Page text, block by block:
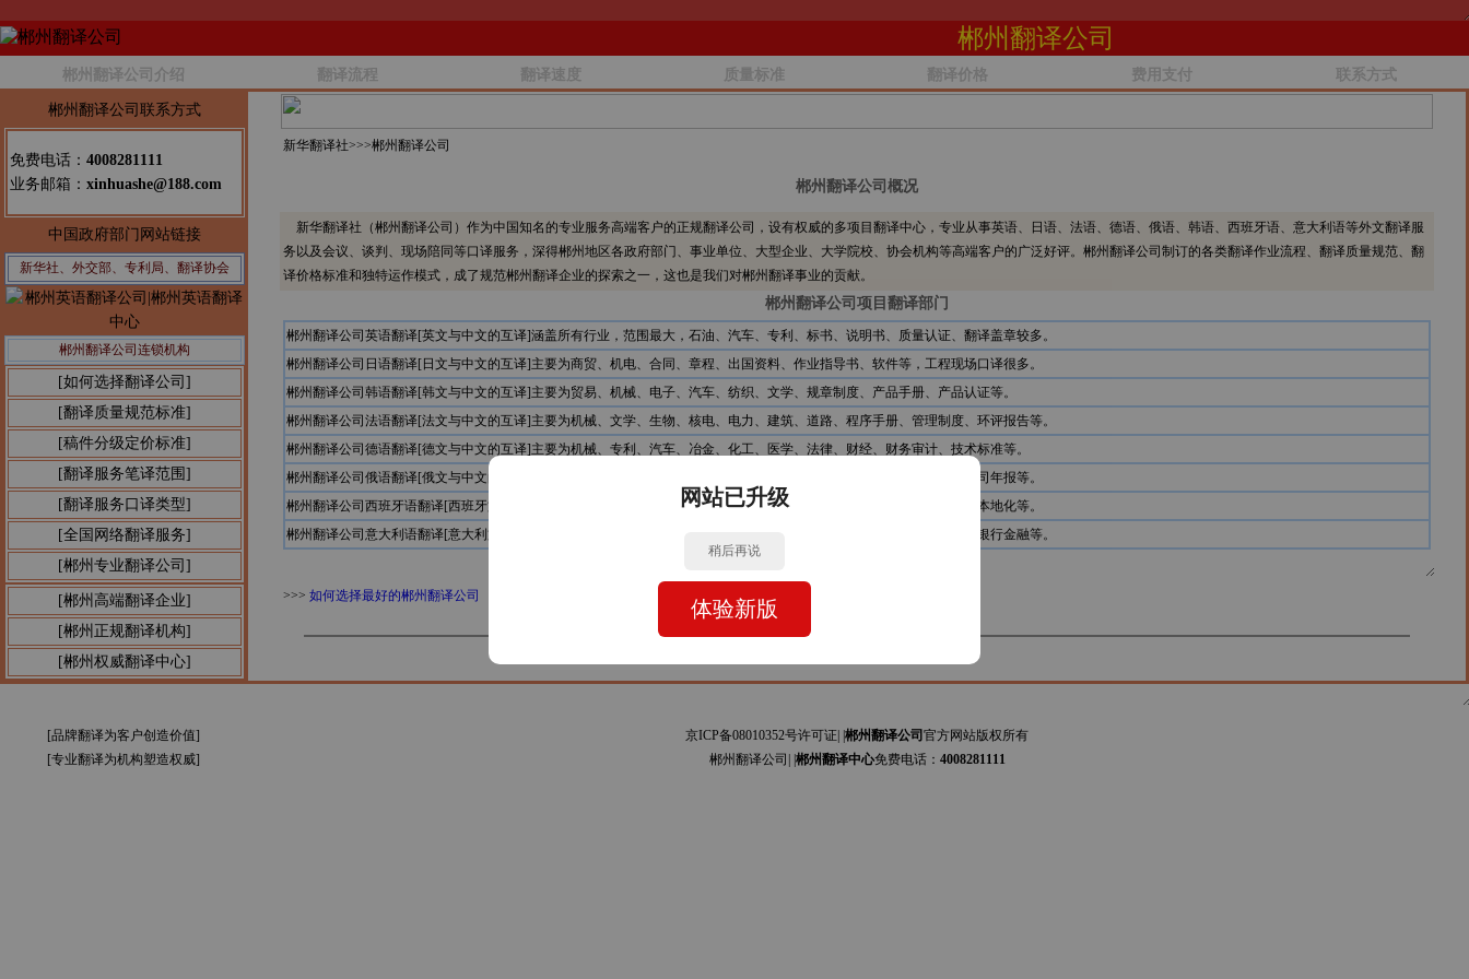
郴州翻译公司
郴州翻译公司介绍 翻译流程 翻译速度 质量标准 翻译价格 费用支付 联系方式
郴州翻译公司联系方式
免费电话： 4008281111
业务邮箱： xinhuashe@188.com
中国政府部门网站链接
新华社、外交部、专利局、翻译协会
郴州翻译公司连锁机构
[如何选择翻译公司]
[翻译质量规范标准]
[稿件分级定价标准]
[翻译服务笔译范围]
[翻译服务口译类型]
[全国网络翻译服务]
[郴州专业翻译公司]
[郴州高端翻译企业]
[郴州正规翻译机构]
[郴州权威翻译中心]
新华翻译社>>>郴州翻译公司
郴州翻译公司概况
新华翻译社（郴州翻译公司）作为中国知名的专业服务高端客户的正规翻译公司，设有权威的多项目翻译中心，专业从事英语、日语、法语、德语、俄语、韩语、西班牙语、意大利语等外文翻译服
务以及会议、谈判、现场陪同等口译服务，深得郴州地区各政府部门、事业单位、大型企业、大学院校、协会机构等高端客户的广泛好评。郴州翻译公司制订的各类翻译作业流程、翻译质量规范、翻
译价格标准和独特运作模式，成了规范郴州翻译企业的探索之一，这也是我们对郴州翻译事业的贡献。
郴州翻译公司项目翻译部门
郴州翻译公司英语翻译[英文与中文的互译]涵盖所有行业，范围最大，石油、汽车、专利、标书、说明书、质量认证、翻译盖章较多。
郴州翻译公司日语翻译[日文与中文的互译]主要为商贸、机电、合同、章程、出国资料、作业指导书、软件等，工程现场口译很多。
郴州翻译公司韩语翻译[韩文与中文的互译]主要为贸易、机械、电子、汽车、纺织、文学、规章制度、产品手册、产品认证等。
郴州翻译公司法语翻译[法文与中文的互译]主要为机械、文学、生物、核电、电力、建筑、道路、程序手册、管理制度、环评报告等。
郴州翻译公司德语翻译[德文与中文的互译]主要为机械、专利、汽车、冶金、化工、医学、法律、财经、财务审计、技术标准等。
郴州翻译公司俄语翻译[俄文与中文的互译]主要为石油、服装、贸易、文学、食品、机电、电信、计算机、审计报告、公司年报等。
郴州翻译公司西班牙语翻译[西班牙文与中文的互译]主要为安装手册、设备规范、会计报表、司法文书、证书文件、网站本地化等。
郴州翻译公司意大利语翻译[意大利文与中文的互译]主要为艺术、贸易、服装、图书、科技论文、工程资料、商标专利、银行金融等。
>>> 如何选择最好的郴州翻译公司
[品牌翻译为客户创造价值]
[专业翻译为机构塑造权威]
京ICP备08010352号许可证| | 郴州翻译公司 官方网站版权所有
郴州翻译公司| | 郴州翻译中心免费电话： 4008281111
网站已升级
稍后再说
体验新版